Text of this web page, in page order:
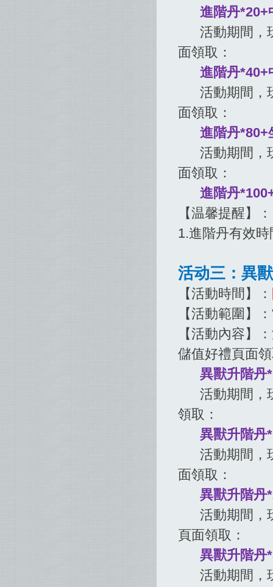
進階丹*20+
活動期間，
面領取：
進階丹*40+
活動期間，
面領取：
進階丹*80+
活動期間，
面領取：
進階丹
【温馨提醒】：
1.進階丹有效
活动三：異
【活動時間】：
【活動範圍】
【活動內容】
儲值好禮頁面
異獸升階丹
活動期間，
領取：
異獸升階丹
活動期間，
面領取：
異獸升階丹
活動期間，
頁面領取：
異獸升階丹
活動期間，